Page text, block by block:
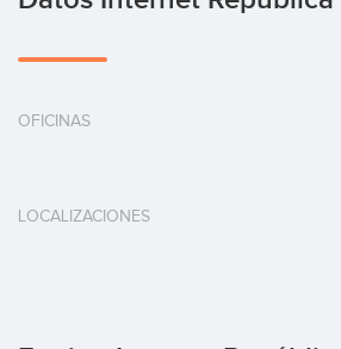
OFICINAS
LOCALIZACIONES